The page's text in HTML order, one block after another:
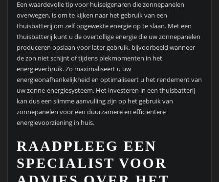
Een waardevolle tip voor huiseigenaren die zonnepanelen
overwegen, is om te kijken naar het gebruik van een
thuisbatterij om zelf opgewekte energie op te slaan. Met een
thuisbatterij kunt u de overtollige energie die uw zonnepanelen
produceren opslaan voor later gebruik, bijvoorbeeld wanneer
de zon niet schijnt of tijdens piekmomenten in het
energieverbruik. Zo maximaliseert u uw
energieonafhankelijkheid en optimaliseert u het rendement van
uw zonne-energiesysteem. Het investeren in een thuisbatterij
kan dus een slimme aanvulling zijn op het gebruik van
zonnepanelen voor een duurzamere en efficiëntere
energievoorziening in huis.
RAADPLEEG EEN
SPECIALIST VOOR